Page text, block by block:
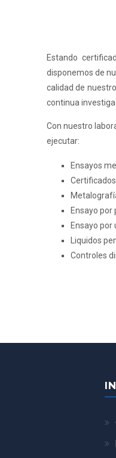
Estando
disponemos de
calidad de
continua
Con nuestro
ejecutar:
Ensayos
Ensayo
Ensayo por
Liquidos
Controles